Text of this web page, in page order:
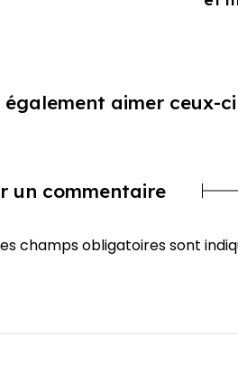
également aimer ceux-ci
un commentaire
champs obligatoires sont